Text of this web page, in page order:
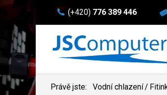
(+420) 776 389 446
Právě jste: Vodní chlazení/